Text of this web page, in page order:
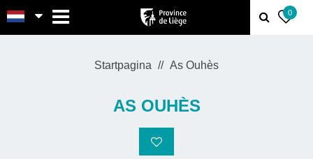
0
Startpagina As Ouhès
AS OUHÈS